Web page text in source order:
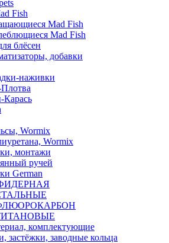
Fish
Mad Fish
Mad Fish
блёсен
добавки
наживки
Карась
Wormix
Wormix
монтажи
ручей
German
ФИДЕРНАЯ
комплектующие
застёжки, заводные кольца